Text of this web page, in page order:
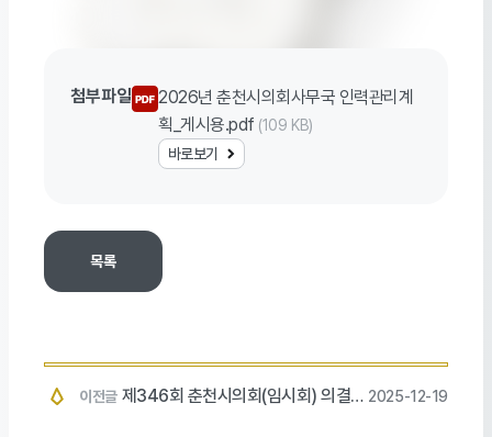
첨부파일
2026년 춘천시의회사무국 인력관리계
획_게시용.pdf (109 KB)
바로보기
목록
이전글 제346회 춘천시의회(임시회) 의결사 2025-12-19